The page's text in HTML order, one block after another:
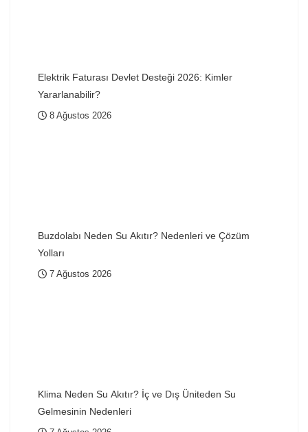
Elektrik Faturası Devlet Desteği 2026: Kimler
Yararlanabilir?
8 Ağustos 2026
Buzdolabı Neden Su Akıtır? Nedenleri ve Çözüm
Yolları
7 Ağustos 2026
Klima Neden Su Akıtır? İç ve Dış Üniteden Su
Gelmesinin Nedenleri